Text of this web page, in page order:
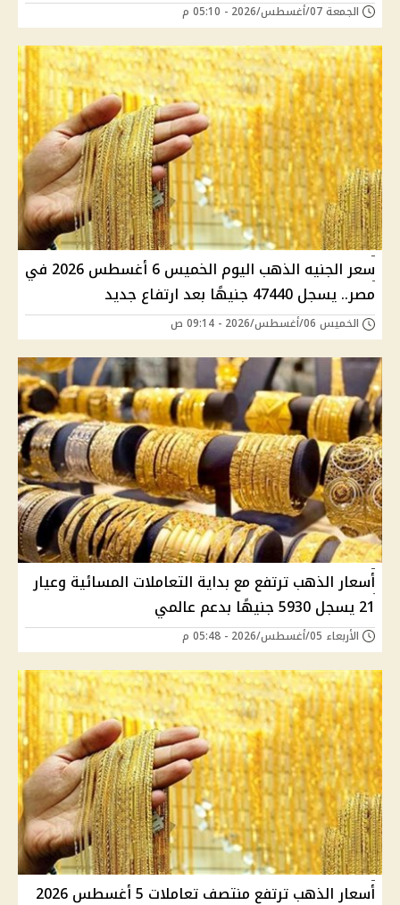
الجمعة 07/أغسطس/2026 - 05:10 م
سعر الجنيه الذهب اليوم الخميس 6 أغسطس 2026 في
مصر.. يسجل 47440 جنيهًا بعد ارتفاع جديد
الخميس 06/أغسطس/2026 - 09:14 ص
أسعار الذهب ترتفع مع بداية التعاملات المسائية وعيار
21 يسجل 5930 جنيهًا بدعم عالمي
الأربعاء 05/أغسطس/2026 - 05:48 م
أسعار الذهب ترتفع منتصف تعاملات 5 أغسطس 2026